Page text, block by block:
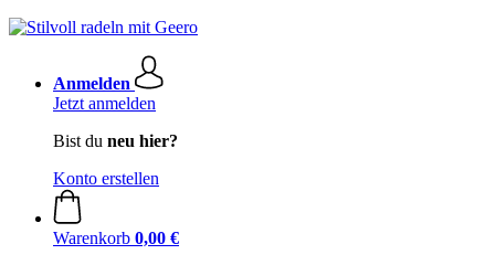
Anmelden
Jetzt anmelden
Bist du neu hier?
Konto erstellen
Warenkorb 0,00 €